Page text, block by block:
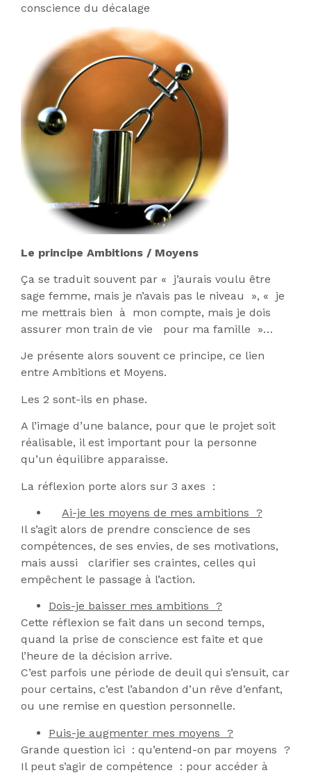
conscience du décalage
Le principe Ambitions / Moyens
Ça se traduit souvent par « j’aurais voulu être
sage femme, mais je n’avais pas le niveau », « je
me mettrais bien à mon compte, mais je dois
assurer mon train de vie pour ma famille »…
Je présente alors souvent ce principe, ce lien
entre Ambitions et Moyens.
Les 2 sont-ils en phase.
A l’image d’une balance, pour que le projet soit
réalisable, il est important pour la personne
qu’un équilibre apparaisse.
La réflexion porte alors sur 3 axes :
Ai-je les moyens de mes ambitions ?
Il s’agit alors de prendre conscience de ses
compétences, de ses envies, de ses motivations,
mais aussi clarifier ses craintes, celles qui
empêchent le passage à l’action.
Dois-je baisser mes ambitions ?
Cette réflexion se fait dans un second temps,
quand la prise de conscience est faite et que
l’heure de la décision arrive.
C’est parfois une période de deuil qui s’ensuit, car
pour certains, c’est l’abandon d’un rêve d’enfant,
ou une remise en question personnelle.
Puis-je augmenter mes moyens ?
Grande question ici : qu’entend-on par moyens ?
Il peut s’agir de compétence : pour accéder à